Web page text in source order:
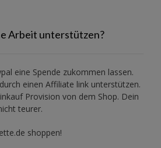
Arbeit unterstützen?
eine Spende zukommen lassen.
einen Affiliate link unterstützen.
Provision von dem Shop. Dein
teurer.
shoppen!